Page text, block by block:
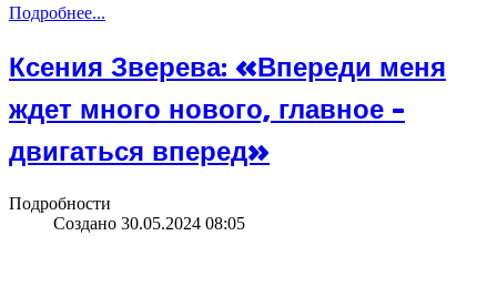
Подробнее...
Ксения Зверева: «Впереди меня
ждет много нового, главное -
двигаться вперед»
Подробности
Создано 30.05.2024 08:05